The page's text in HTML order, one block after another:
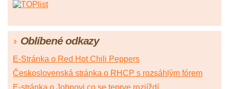
Oblíbené odkazy
E-Stránka o Red Hot Chili Peppers
Československá stránka o RHCP s rozsáhlým fórem
E-stránka o Johnovi co se teprve rozjíždí